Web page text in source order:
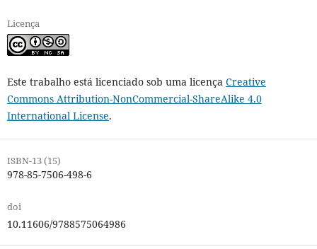
Licença
Este trabalho está licenciado sob uma licença Creative
Commons Attribution-NonCommercial-ShareAlike 4.0
International License.
ISBN-13 (15)
978-85-7506-498-6
doi
10.11606/9788575064986